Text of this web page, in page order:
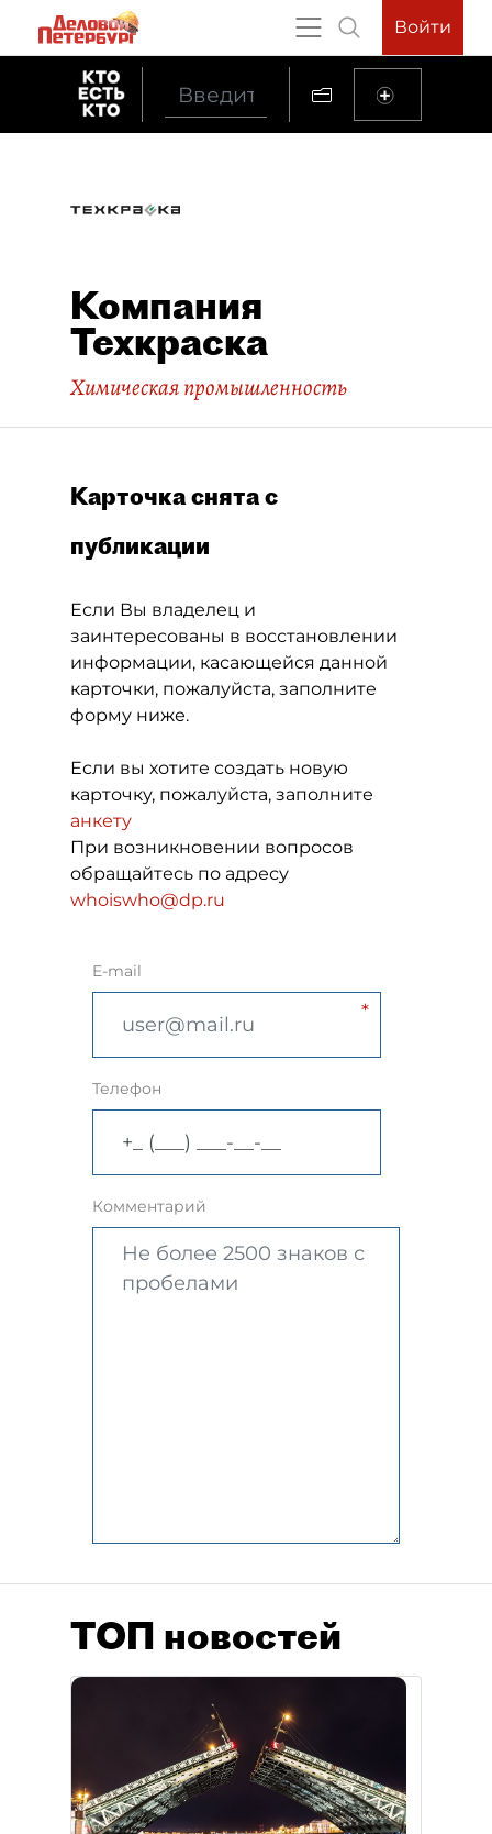
Войти
Компания
Техкраска
Химическая промышленность
Карточка снята с
публикации
Если Вы владелец и
заинтересованы в восстановлении
информации, касающейся данной
карточки, пожалуйста, заполните
форму ниже.
Если вы хотите создать новую
карточку, пожалуйста, заполните
анкету
При возникновении вопросов
обращайтесь по адресу
whoiswho@dp.ru
E-mail
Телефон
Комментарий
ТОП новостей